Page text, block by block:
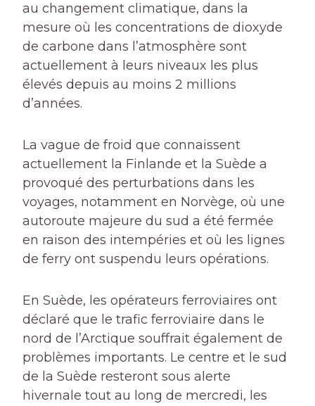
au changement climatique, dans la
mesure où les concentrations de dioxyde
de carbone dans l’atmosphère sont
actuellement à leurs niveaux les plus
élevés depuis au moins 2 millions
d’années.
La vague de froid que connaissent
actuellement la Finlande et la Suède a
provoqué des perturbations dans les
voyages, notamment en Norvège, où une
autoroute majeure du sud a été fermée
en raison des intempéries et où les lignes
de ferry ont suspendu leurs opérations.
En Suède, les opérateurs ferroviaires ont
déclaré que le trafic ferroviaire dans le
nord de l’Arctique souffrait également de
problèmes importants. Le centre et le sud
de la Suède resteront sous alerte
hivernale tout au long de mercredi, les